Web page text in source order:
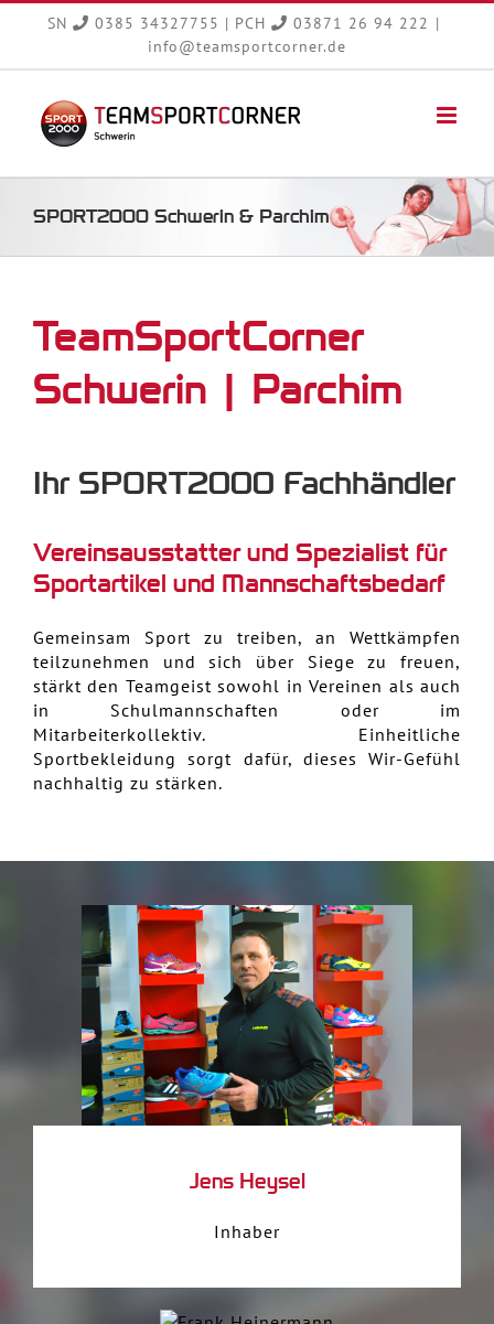
Inhalt
SN 0385 34327755 | PCH 03871 26 94 222 |
info@teamsportcorner.de
SPORT2000 Schwerin & Parchim
TeamSportCorner
Schwerin | Parchim
Ihr SPORT2000 Fachhändler
Vereinsausstatter und Spezialist für
Sportartikel und Mannschaftsbedarf
Gemeinsam Sport zu treiben, an Wettkämpfen
teilzunehmen und sich über Siege zu freuen,
stärkt den Teamgeist sowohl in Vereinen als auch
in Schulmannschaften oder im
Mitarbeiterkollektiv. Einheitliche
Sportbekleidung sorgt dafür, dieses Wir-Gefühl
nachhaltig zu stärken.
Jens Heysel
Inhaber